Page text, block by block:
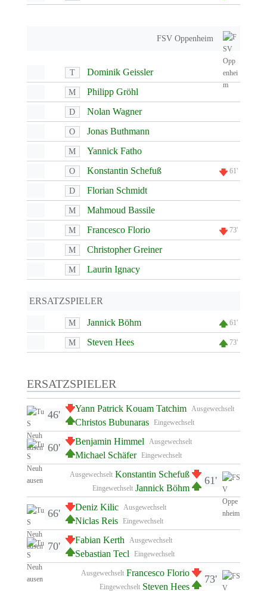
FSV Oppenheim
T Dominik Geissler
M Philipp Gröhl
D Nolan Wagner
O Jonas Buthmann
M Yannick Fatho
O Konstantin Schefuß 61'
D Florian Schmidt
M Mahmoud Bassile
M Francesco Florio 73'
M Christopher Greiner
M Laurin Ignacy
ERSATZSPIELER
M Jannick Böhm 61'
M Steven Hees 73'
ERSATZSPIELER
Ausgewechselt
Yann Patrick Kouam Tatchim
Eingewechselt
Christos Bubunaras
46'
Ausgewechselt
Benjamin Himmel
Eingewechselt
Michael Schäfer
60'
61'
Ausgewechselt Konstantin Schefuß
Eingewechselt Jannick Böhm
Ausgewechselt
Deniz Kilic
Eingewechselt
Niclas Reis
66'
Ausgewechselt
Fabian Kerth
Eingewechselt
Sebastian Tecl
70'
73'
Ausgewechselt Francesco Florio
Eingewechselt Steven Hees